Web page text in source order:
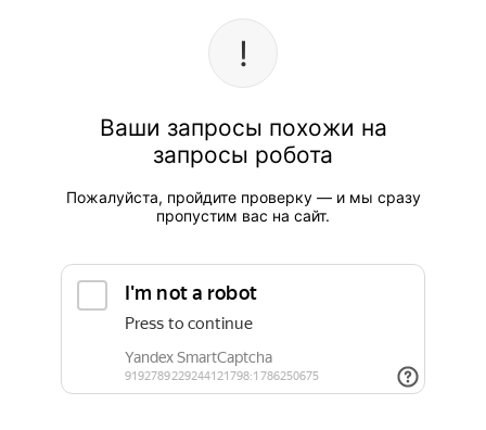
Ваши запросы похожи на
запросы робота
Пожалуйста, пройдите проверку — и мы сразу
пропустим вас на сайт.